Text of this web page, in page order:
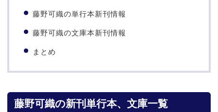
藤野可織の単行本新刊情報
藤野可織の文庫本新刊情報
まとめ
藤野可織の新刊単行本、文庫一覧